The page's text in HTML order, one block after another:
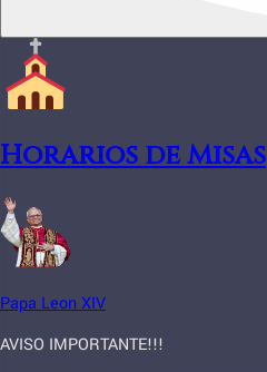
Horarios de Misas
Papa Leon XIV
AVISO IMPORTANTE!!!